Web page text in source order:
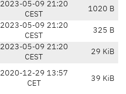
2023-05-09 21:20
CEST
1020 B
2023-05-09 21:20
CEST
325 B
2023-05-09 21:20
CEST
29 KiB
2020-12-29 13:57
CET
39 KiB